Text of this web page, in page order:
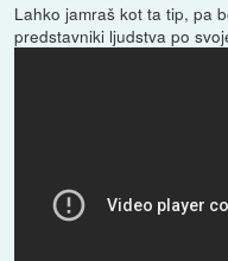
Lahko jamraš kot ta tip, pa
predstavniki ljudstva po